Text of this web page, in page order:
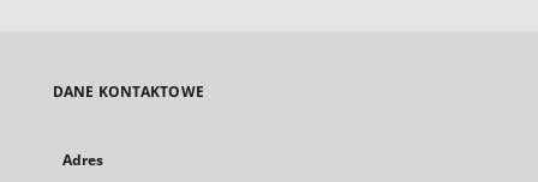
DANE KONTAKTOWE
Adres